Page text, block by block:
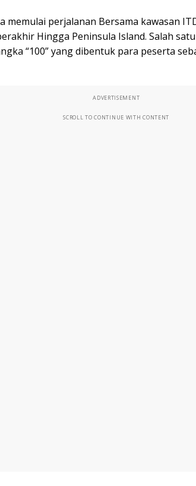
memulai perjalanan Bersama kawasan
Hingga Peninsula Island. Salah
“100” yang dibentuk para peserta
ADVERTISEMENT
SCROLL TO CONTINUE WITH CONTENT